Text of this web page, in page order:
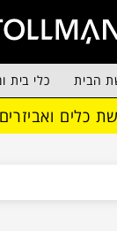
הבית כלי בית
כלים